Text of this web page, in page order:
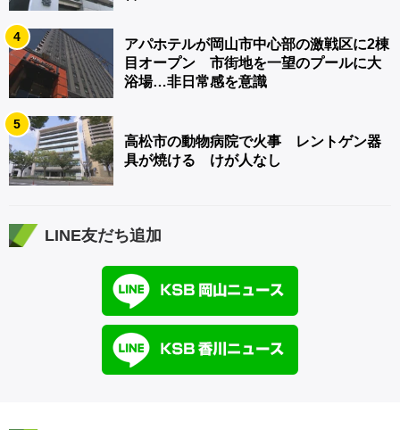
4
アパホテルが岡山市中心部の激戦区に2棟
目オープン 市街地を一望のプールに大
浴場…非日常感を意識
5
高松市の動物病院で火事 レントゲン器
具が焼ける けが人なし
LINE友だち追加